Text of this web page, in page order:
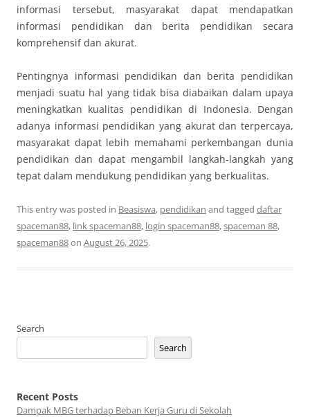
informasi tersebut, masyarakat dapat mendapatkan
informasi pendidikan dan berita pendidikan secara
komprehensif dan akurat.
Pentingnya informasi pendidikan dan berita pendidikan
menjadi suatu hal yang tidak bisa diabaikan dalam upaya
meningkatkan kualitas pendidikan di Indonesia. Dengan
adanya informasi pendidikan yang akurat dan terpercaya,
masyarakat dapat lebih memahami perkembangan dunia
pendidikan dan dapat mengambil langkah-langkah yang
tepat dalam mendukung pendidikan yang berkualitas.
This entry was posted in Beasiswa, pendidikan and tagged daftar
spaceman88, link spaceman88, login spaceman88,spaceman 88,
spaceman88on August 26, 2025.
Search
Search
Recent Posts
Dampak MBG terhadap Beban Kerja Guru di Sekolah